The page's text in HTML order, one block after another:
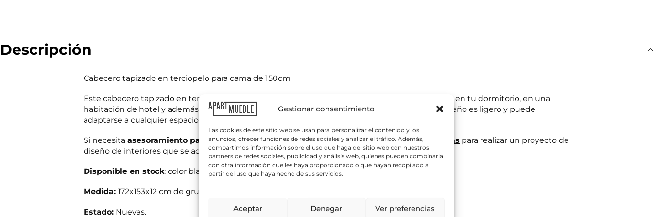
Gestionar consentimiento
Las cookies de este sitio web se usan para personalizar el contenido y los
anuncios, ofrecer funciones de redes sociales y analizar el tráfico. Además,
compartimos información sobre el uso que haga del sitio web con nuestros
partners de redes sociales, publicidad y análisis web, quienes pueden combinarla
con otra información que les haya proporcionado o que hayan recopilado a
partir del uso que haya hecho de sus servicios.
Aceptar Denegar Ver preferencias
Descripción
Cabecero tapizado en terciopelo para cama de 150cm
Este cabecero tapizado en terciopelo es ideal para crear un ambiente muy moderno y elegante en tu dormitorio, en una
habitación de hotel y además puedes usarlo en tu casa o en tu segunda vivienda, ya que su diseño es ligero y puede
adaptarse a cualquier espacio.
Si necesita asesoramiento para decorar su hogar puedecontactar con nuestros especialistas para realizar un proyecto de
diseño de interiores que se adapte a el estilo que está buscando.
Disponible en stock: color blanco roto. Otros colores consultar.
Medida: 172x153x12 cm de grueso.
Estado: Nuevas.
o
n
*
r
e
T
l
f
o
o
*
e
e
l
e
c
t
r
ó
o
¿
é
n
c
e
i
Información básica sobre protección de datos
Responsable del tratamiento:
Interés legítimo y consentimiento del interesado/a. Conservación de los datos: